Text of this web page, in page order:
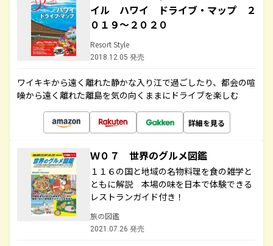
イル ハワイ ドライブ・マップ ２
０１９～２０２０
Resort Style
2018.12.05 発売
ワイキキから遠く離れた静かな入り江で過ごしたり、都会の喧
噪から遠く離れた離島を気の向くままにドライブを楽しむ
詳細を見る
Ｗ０７ 世界のグルメ図鑑
１１６の国と地域の名物料理を食の雑学と
ともに解説 本場の味を日本で体験できる
レストランガイド付き！
旅の図鑑
2021.07.26 発売